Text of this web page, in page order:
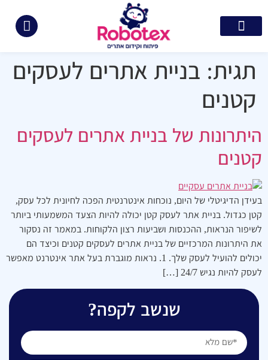
תגית: בניית אתרים לעסקים
קטנים
היתרונות של בניית אתרים לעסקים
קטנים
בעידן הדיגיטלי של היום, נוכחות אינטרנטית הפכה לחיונית לכל עסק,
קטן כגדול. בניית אתר לעסק קטן יכולה להיות הצעד המשמעותי ביותר
לשיפור הנראות, ההכנסות ושביעות רצון הלקוחות. במאמר זה נסקור
את היתרונות המרכזיים של בניית אתרים לעסקים קטנים וכיצד הם
יכולים להועיל לעסק שלך. 1. נראות מוגברת בעל אתר אינטרנט מאפשר
לעסק להיות נגיש 24/7 […]
שנשב לקפה?